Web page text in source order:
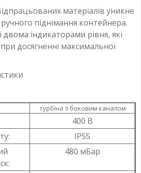
матеріалів уникне
піднімання контейнера.
індикаторами рівня, які
досягненні максимальної
турбіна з боковим каналом
400 В
IP55
480 мБар